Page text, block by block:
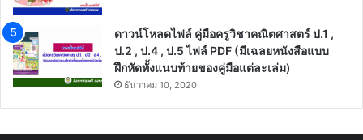
ดาวน์โหลดไฟล์ คู่มือครูวิชาคณิตศาสตร์ ป.1 ,
ป.2 , ป.4 , ป.5 ไฟล์ PDF (มีเฉลยหนังสือแบบ
ฝึกหัดทั้งแนบท้ายของคู่มือแต่ละเล่ม)
ธันวาคม 10, 2020